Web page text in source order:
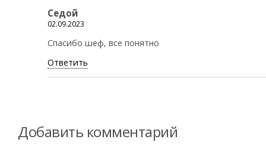
Седой
02.09.2023
Спасибо шеф, все понятно
Ответить
Добавить комментарий